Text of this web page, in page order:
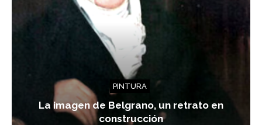
PINTURA
La imagen de Belgrano, un retrato en
construcción